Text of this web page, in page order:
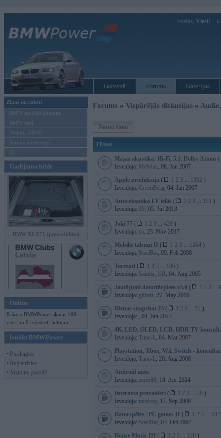
Sveiks, Viesi!
Galvenā Forums Galerijas
Ziņas un raksti
BMW modeļu jaunumi
BMW testi
Mēneša BMW
Sērijveida tūnings
Vel...
Gadījuma bilde
BMW X6 E71 (preses bildes)
Online
Pašreiz BMWPower skatās 108
viesi un 6 reģistrēti lietotāji.
Ienākt BMWPower
• Pieslēgties
• Reģistrēties
• Aizmirsi paroli?
Forums » Vispārējās diskusijas »
Jauna tēma
Tēmas
Mājas akustika: Hi-Fi, 5.1, Dolby Atmos (
Izveidoja: Melvins, 08. Jan 2007
Apple produkcija ( 1 2 3 ... 1302 )
Izveidoja: GreenBerg, 04. Jan 2007
Auto eksotika LV ielās ( 1 2 3 ... 151 )
Izveidoja: AV, 05. Jul 2013
Joki 77 ( 1 2 3 ... 420 )
Izveidoja: sn, 23. Nov 2017
Mobilie tālruņi II
( 1 2 3 ... 1264 )
Izveidoja: SteelRat, 09. Feb 2008
Torrenti ( 1 2 3 ... 186 )
Izveidoja: Sandis_UR, 04. Aug 2005
Jautājumi datortārpiem v5.0 ( 1 2 3 ...
Izveidoja: gilbert, 27. May 2010
Dienas snapshot 23 ( 1 2 3 ... 52 )
Izveidoja: , 04. Jan 2023
4K, LED, OLED, LCD, HDR TV
Izveidoja: Tune-L, 04. Mar 2007
Playstation, Xbox, Wii, Switch -
Izveidoja: Tune-L, 20. Aug 2008
Android auto
Izveidoja: zerro88, 18. Apr 2024
Interneta provaideri ( 1 2 3 ... 29 )
Izveidoja: mcelroy, 17. Sep 2008
Datorspēles / PC games II
( 1 2 3 ... 532
Izveidoja: SteelRat, 03. Oct 2007
House Music III
( 1 2 3 ... 226 )